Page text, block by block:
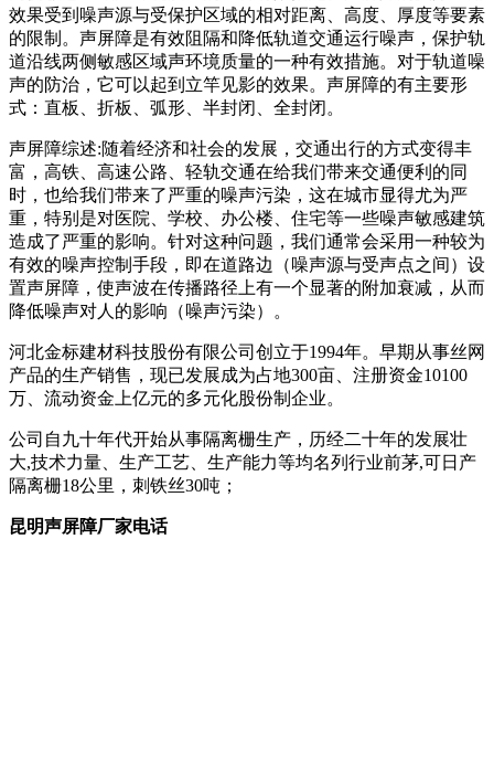
效果受到噪声源与受保护区域的相对距离、高度、厚度等要素
的限制。声屏障是有效阻隔和降低轨道交通运行噪声，保护轨
道沿线两侧敏感区域声环境质量的一种有效措施。对于轨道噪
声的防治，它可以起到立竿见影的效果。声屏障的有主要形
式：直板、折板、弧形、半封闭、全封闭。
声屏障综述:随着经济和社会的发展，交通出行的方式变得丰
富，高铁、高速公路、轻轨交通在给我们带来交通便利的同
时，也给我们带来了严重的噪声污染，这在城市显得尤为严
重，特别是对医院、学校、办公楼、住宅等一些噪声敏感建筑
造成了严重的影响。针对这种问题，我们通常会采用一种较为
有效的噪声控制手段，即在道路边（噪声源与受声点之间）设
置声屏障，使声波在传播路径上有一个显著的附加衰减，从而
降低噪声对人的影响（噪声污染）。
河北金标建材科技股份有限公司创立于1994年。早期从事丝网
产品的生产销售，现已发展成为占地300亩、注册资金10100
万、流动资金上亿元的多元化股份制企业。
公司自九十年代开始从事隔离栅生产，历经二十年的发展壮
大,技术力量、生产工艺、生产能力等均名列行业前茅,可日产
隔离栅18公里，刺铁丝30吨；
昆明声屏障厂家电话